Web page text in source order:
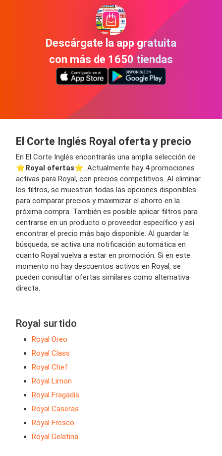
Descárgate la app gratuita
con más de 1650 tiendas
El Corte Inglés Royal oferta y precio
En El Corte Inglés encontrarás una amplia selección de
⭐️Royal ofertas⭐️. Actualmente hay 4 promociones
activas para Royal, con precios competitivos. Al eliminar
los filtros, se muestran todas las opciones disponibles
para comparar precios y maximizar el ahorro en la
próxima compra. También es posible aplicar filtros para
centrarse en un producto o proveedor específico y así
encontrar el precio más bajo disponible. Al guardar la
búsqueda, se activa una notificación automática en
cuanto Royal vuelva a estar en promoción. Si en este
momento no hay descuentos activos en Royal, se
pueden consultar ofertas similares como alternativa
directa.
Royal surtido
Royal Oreo
Royal Class
Royal Chef
Royal Limon
Royal Fragadis
Royal Caseras
Royal Fresco
Royal Gelatina